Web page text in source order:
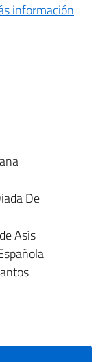
información
De
Asìs